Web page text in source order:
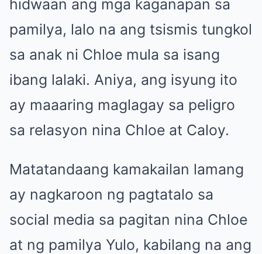
hidwaan ang mga kaganapan sa
pamilya, lalo na ang tsismis tungkol
sa anak ni Chloe mula sa isang
ibang lalaki. Aniya, ang isyung ito
ay maaaring maglagay sa peligro
sa relasyon nina Chloe at Caloy.
Matatandaang kamakailan lamang
ay nagkaroon ng pagtatalo sa
social media sa pagitan nina Chloe
at ng pamilya Yulo, kabilang na ang